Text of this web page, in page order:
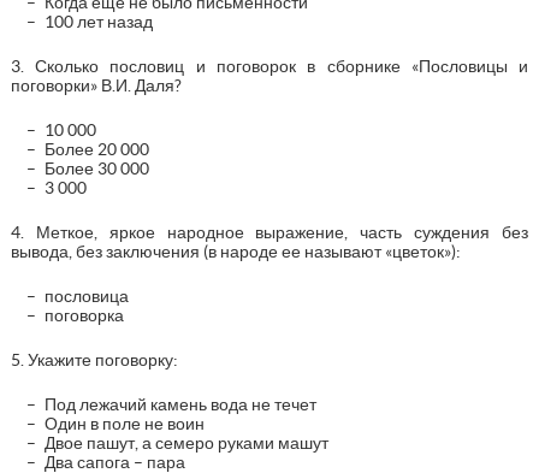
100 лет назад
3. Сколько пословиц и поговорок в сборнике «Пословицы и
поговорки» В.И. Даля?
10 000
Более 20 000
Более 30 000
3 000
4. Меткое, яркое народное выражение, часть суждения без
вывода, без заключения (в народе ее называют «цветок»):
пословица
поговорка
5. Укажите поговорку:
Под лежачий камень вода не течет
Один в поле не воин
Двое пашут, а семеро руками машут
Два сапога – пара